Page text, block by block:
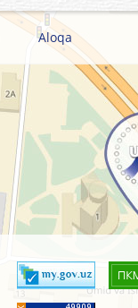
Aloqa